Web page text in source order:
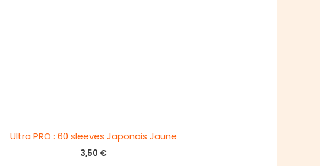
Ultra PRO : 60 sleeves Japonais Jaune
3,50 €